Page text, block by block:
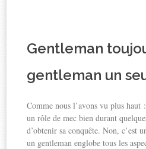
Gentleman
gentleman un
Comme nous l’avons vu plus haut
un rôle de mec bien durant
d’obtenir sa conquête. Non, c’est
un gentleman englobe tous les